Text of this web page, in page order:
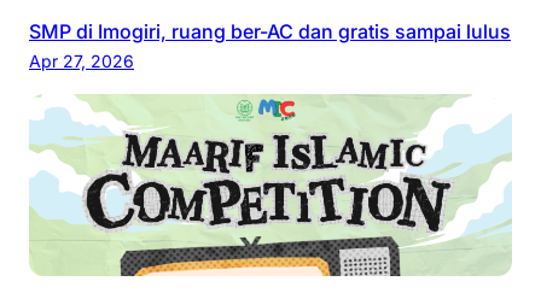
SMP di Imogiri, ruang ber-AC dan gratis sampai lulus
Apr 27, 2026